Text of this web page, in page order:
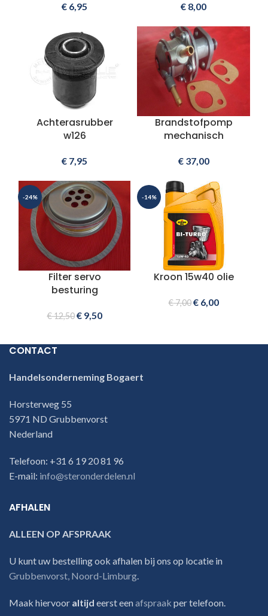
€ 6,95 € 8,00
Achterasrubber
w126
€ 7,95
Brandstofpomp
mechanisch
€37,00
-24%
Filter servo
besturing
€12,50 €9,50
-14%
Kroon 15w40 olie
€7,00 €6,00
CONTACT
Handelsonderneming Bogaert
Horsterweg 55
5971 ND Grubbenvorst
Nederland
Telefoon: +31 6 19 20 81 96
E-mail: info@steronderdelen.nl
AFHALEN
ALLEEN OP AFSPRAAK
U kunt uw bestelling ook afhalen bij ons op locatie in
Grubbenvorst, Noord-Limburg.
Maak hiervoor altijd eerst eenafspraak per telefoon.